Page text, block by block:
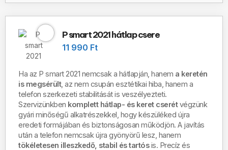
P smart 2021 hátlap csere
11 990 Ft
Ha az P smart 2021 nemcsak a hátlapján, hanem a keretén
is megsérült, az nem csupán esztétikai hiba, hanem a
telefon szerkezeti stabilitását is veszélyezteti.
Szervizünkben komplett hátlap- és keret cserétvégzünk
gyári minőségű alkatrészekkel, hogy készüléked újra
eredeti formájában és biztonságosan működjön. A javítás
után a telefon nemcsak újra gyönyörű lesz, hanem
tökéletesen illeszkedő, stabil és tartósis. Precíz és